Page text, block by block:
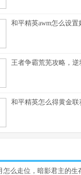
和平精英awm怎么设
王者争霸荒芜攻略，
和平精英怎么得黄金